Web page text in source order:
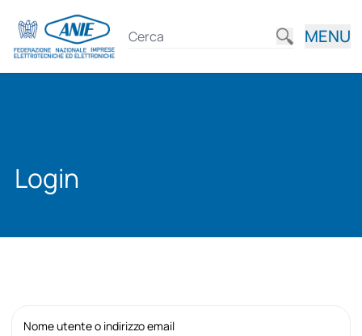
MENU
Login
Nome utente o indirizzo email